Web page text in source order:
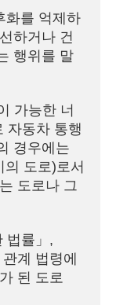
화를 억제하
하거나 건
행위를 말
가능한 너
자동차 통행
경우에는
도로)로서
도로나 그
법률」,
계 법령에
된 도로